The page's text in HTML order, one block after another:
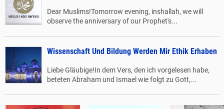
Dear Muslims!Tomorrow evening, inshallah, we will
observe the anniversary of our Prophet's...
Wissenschaft Und Bildung Werden Mir Ethik Erhaben
Liebe Gläubige!In dem Vers, den ich vorgelesen habe,
beteten Abraham und Ismael wie folgt zu Gott,...